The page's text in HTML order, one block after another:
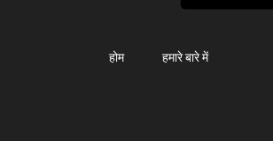
होम हमारे बारे में